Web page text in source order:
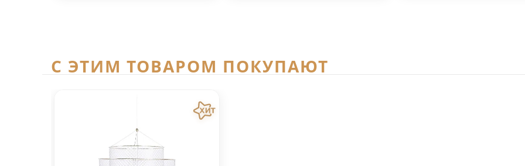
C ЭТИМ ТОВАРОМ ПОКУПАЮТ